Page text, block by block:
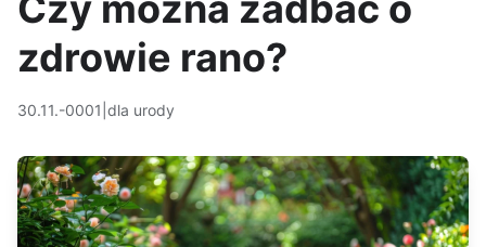
zdrowie rano?
30.11.-0001 dla urody